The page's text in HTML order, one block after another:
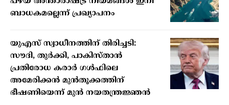
ബാധകമല്ലെന്ന് പ്രഖ്യാപനം
യുഎസ് സ്വാധീനത്തിന് തിരിച്ചടി:
സൗദി, തുർക്കി, പാകിസ്താൻ
പ്രതിരോധ കരാർ ഗൾഫിലെ
അമേരിക്കൻ മുൻതൂക്കത്തിന്
ഭീഷണിയെന്ന് മുൻ നയതന്ത്രജ്ഞൻ